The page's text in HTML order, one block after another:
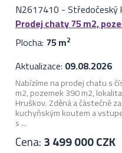
N2617410 -Středočeský
Prodej chaty 75 m2,
Plocha: 75 m2
Aktualizace: 09.08.2026
Nabízíme na prodej chatu s
m2, pozemek 390 m2,
Hruškov. Zděná a částečně
kuchyňským koutem a
s ...
Cena:3 499 000 CZK